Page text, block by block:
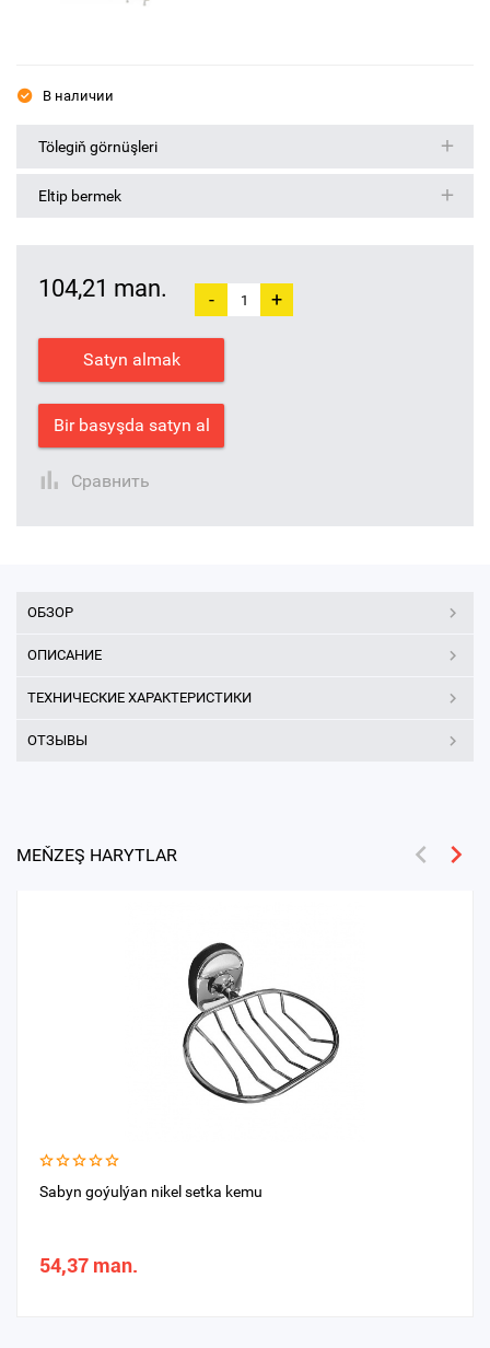
В наличии
Tölegiň görnüşleri
Eltip bermek
104,21 man. - +
Satyn almak
Bir basyşda satyn al
Сравнить
ОБЗОР
ОПИСАНИЕ
ТЕХНИЧЕСКИЕ ХАРАКТЕРИСТИКИ
ОТЗЫВЫ
MEŇZEŞ HARYTLAR
Sabyn goýulýan nikel setka kemu
54,37 man.